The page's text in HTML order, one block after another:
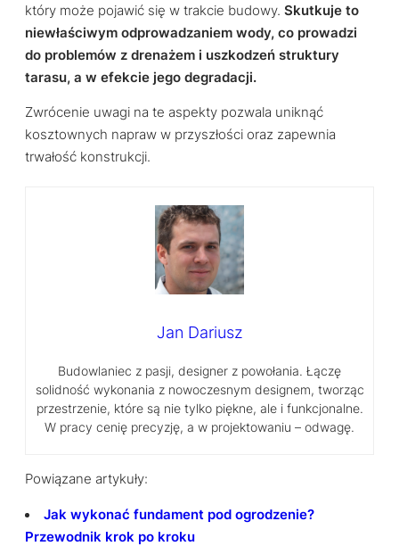
który może pojawić się w trakcie budowy. Skutkuje to
niewłaściwym odprowadzaniem wody, co prowadzi
do problemów z drenażem i uszkodzeń struktury
tarasu, a w efekcie jego degradacji.
Zwrócenie uwagi na te aspekty pozwala uniknąć
kosztownych napraw w przyszłości oraz zapewnia
trwałość konstrukcji.
Jan Dariusz
Budowlaniec z pasji, designer z powołania. Łączę
solidność wykonania z nowoczesnym designem, tworząc
przestrzenie, które są nie tylko piękne, ale i funkcjonalne.
W pracy cenię precyzję, a w projektowaniu – odwagę.
Powiązane artykuły:
Jak wykonać fundament pod ogrodzenie?
Przewodnik krok po kroku